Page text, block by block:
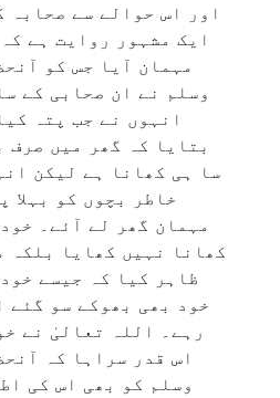
اور اس حوالے سے صحابہ
ایک مشہور روایت ہے
مہمان آیا جس کو
وسلم نے ان صحابی کے
انہوں نے جب پتہ
بتایا کہ گھر میں صرف
سا ہی کھانا ہے لیکن
خاطر بچوں کو بہلا
مہمان گھر لے آئے۔
کھانا نہیں کھایا بلکہ
ظاہر کیا کہ جیسے
خود بھی بھوکے سو گئے
رہے۔ اللہ تعالیٰ نے
اس قدر سراہا کہ
وسلم کو بھی اس کی